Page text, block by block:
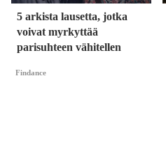
5 arkista lausetta, jotka
voivat myrkyttää
parisuhteen vähitellen
Findance